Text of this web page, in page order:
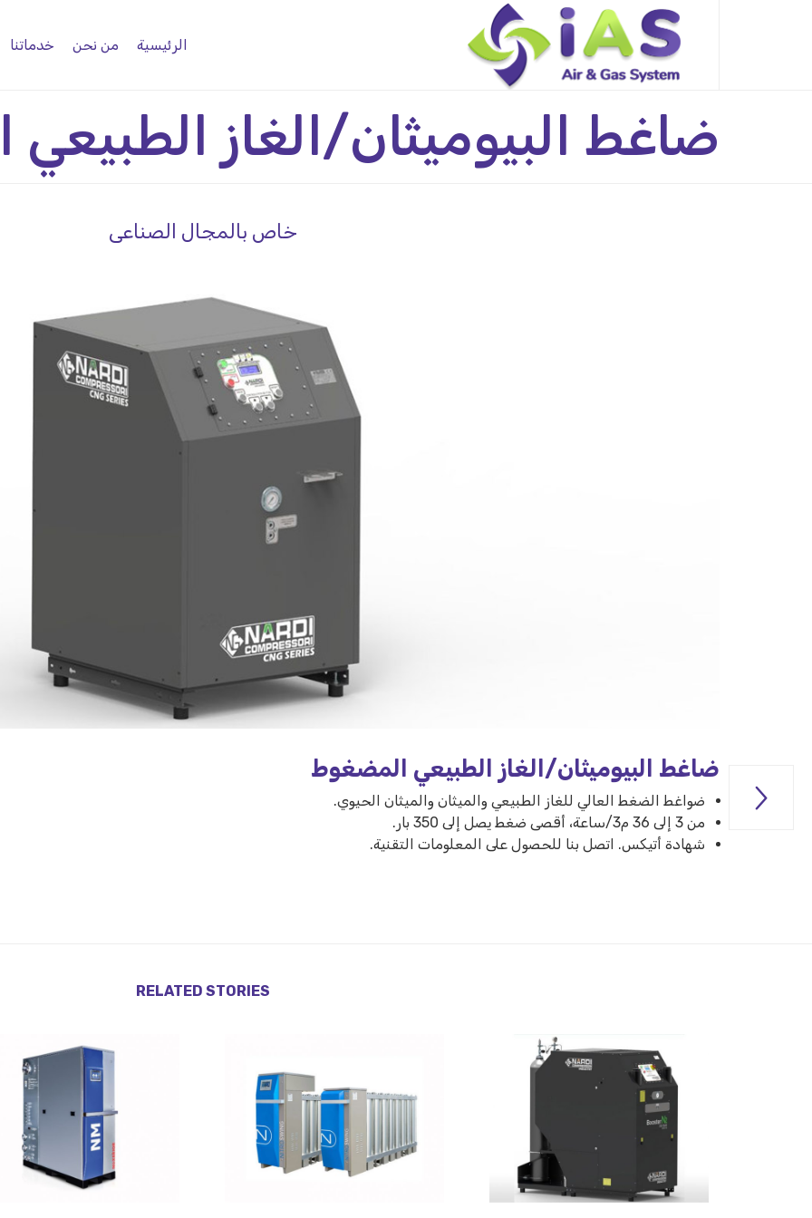
to
content
الرئيسية من نحن خدماتنا
ضاغط البيوميثان/الغاز
خاص بالمجال الصناعى
ضاغط البيوميثان/الغاز الطبيعي المضغوط
ضواغط الضغط العالي للغاز الطبيعي والميثان والميثان الحيوي.
من 3 إلى 36 م3/ساعة، أقصى ضغط يصل إلى 350 بار.
شهادة أتيكس. اتصل بنا للحصول على المعلومات التقنية.
RELATED STORIES
